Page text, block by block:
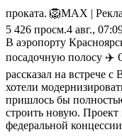
проката. 🦁MAX |
5 426 просм.4 авг.,
В аэропорту
посадочную полосу ✈️
рассказал на встрече
хотели
пришлось бы
строить новую. Проект
федеральной